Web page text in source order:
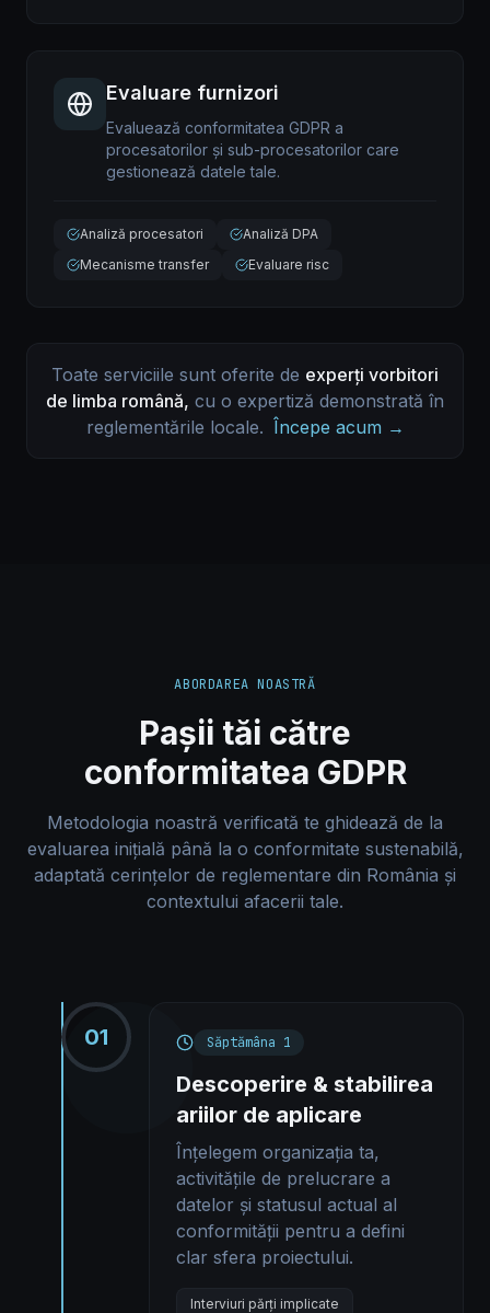
Evaluare furnizori
Evaluează conformitatea GDPR a
procesatorilor și sub-procesatorilor care
gestionează datele tale.
Analiză procesatori
Analiză DPA
Mecanisme transfer
Evaluare risc
Toate serviciile sunt oferite de experți vorbitori
de limba română, cu o expertiză demonstrată în
reglementările locale. Începe acum →
ABORDAREA NOASTRĂ
Pașii tăi către
conformitatea GDPR
Metodologia noastră verificată te ghidează de la
evaluarea inițială până la o conformitate sustenabilă,
adaptată cerințelor de reglementare din România și
contextului afacerii tale.
01 Săptămâna 1
Descoperire & stabilirea
ariilor de aplicare
Înțelegem organizația ta,
activitățile de prelucrare a
datelor și statusul actual al
conformității pentru a defini
clar sfera proiectului.
Interviuri părți implicate